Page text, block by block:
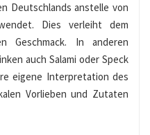
Deutschlands anstelle von
Dies verleiht dem
Geschmack. In anderen
auch Salami oder Speck
eigene Interpretation des
Vorlieben und Zutaten